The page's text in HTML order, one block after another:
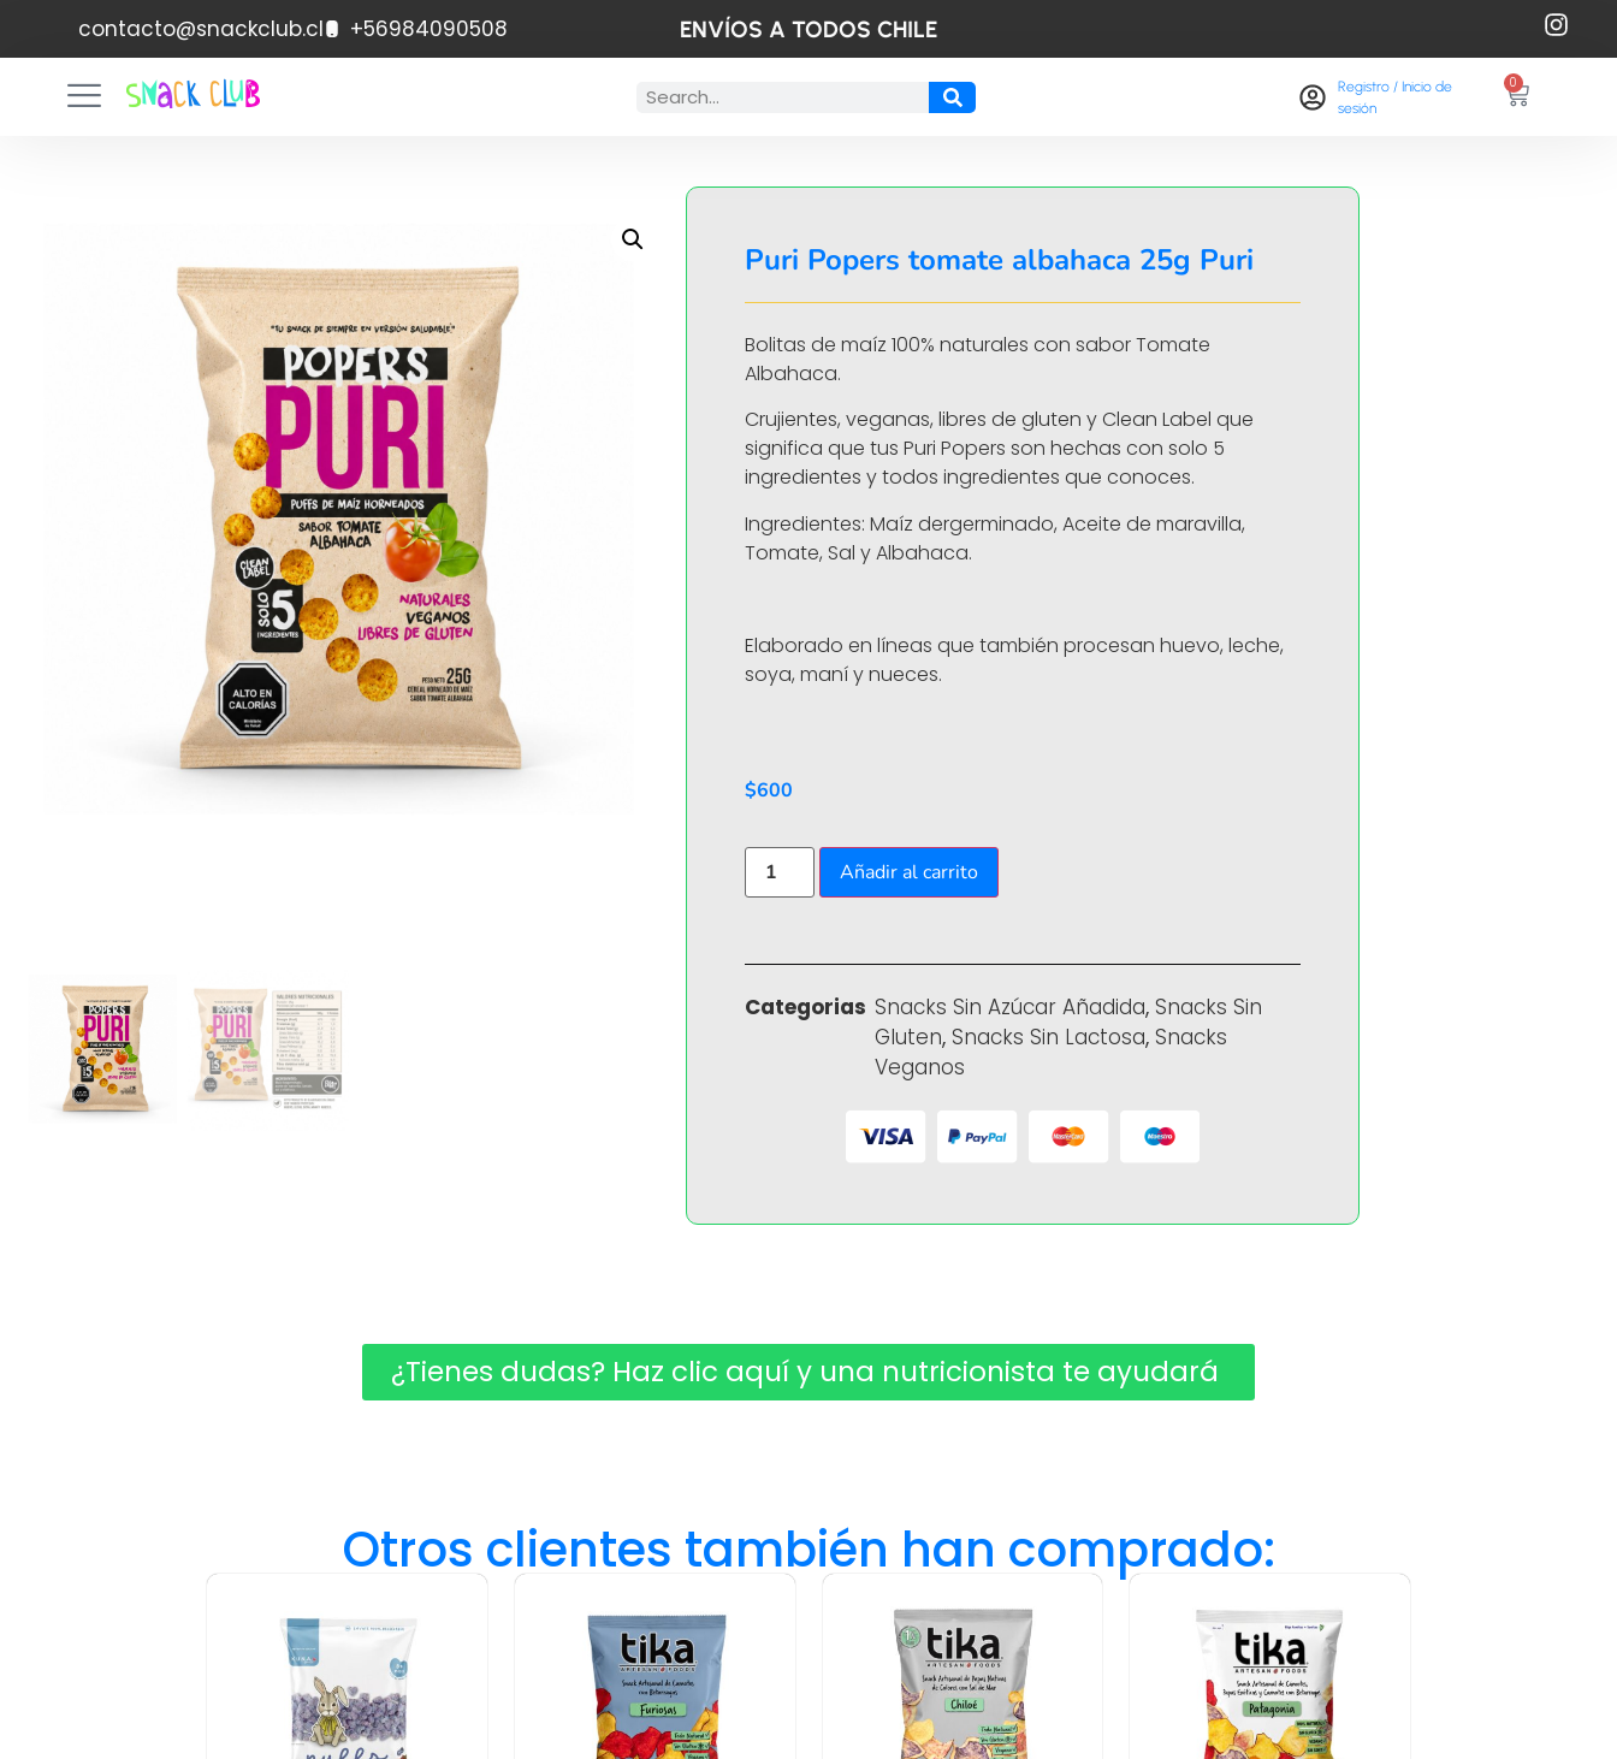
contacto@snackclub.cl +56984090508 ENVÍOS A TODOS CHILE
Registro / Inicio de
sesión​
0
Puri Popers tomate albahaca 25g Puri
Bolitas de maíz 100% naturales con sabor Tomate
Albahaca.
Crujientes, veganas, libres de gluten y Clean Label que
significa que tus Puri Popers son hechas con solo 5
ingredientes y todos ingredientes que conoces.
Ingredientes: Maíz dergerminado, Aceite de maravilla,
Tomate, Sal y Albahaca.
Elaborado en líneas que también procesan huevo, leche,
soya, maní y nueces.
$600
Añadir al carrito
Categorias Snacks Sin Azúcar Añadida, Snacks Sin
Gluten, Snacks Sin Lactosa, Snacks
Veganos
¿Tienes dudas? Haz clic aquí y una nutricionista te ayudará ​
Otros clientes también han comprado: